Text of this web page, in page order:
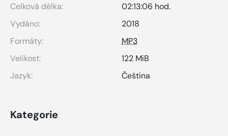
Celková délka:
02:13:06 hod.
Vydáno:
2018
Formáty:
MP3
Velikost:
122 MiB
Jazyk:
Čeština
Kategorie